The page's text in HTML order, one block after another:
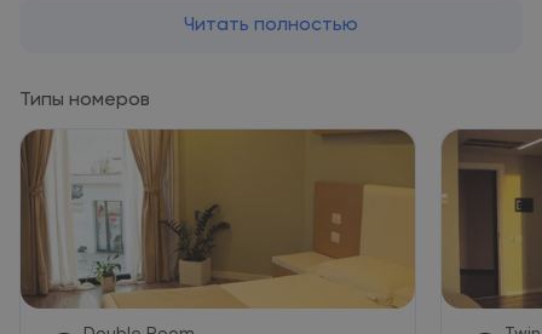
каналами, собственная ванная комната и гостиная зона с
предоставляются такие современные удобства, как
бесплатный WiFi и охраняемая парковка с круглосуточным
наблюдением. Рядом с отелем находится музей
Независимости.
Читать полностью
Типы номеров